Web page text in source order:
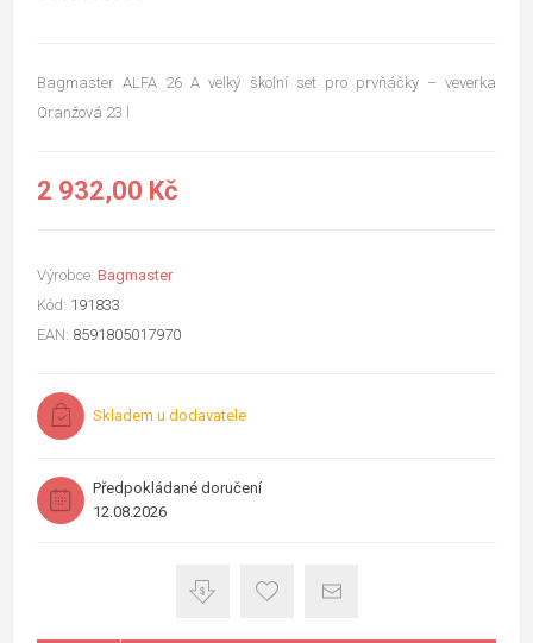
Bagmaster ALFA 26 A velký školní set pro prvňáčky – veverka
Oranžová 23 l
2 932,00 Kč
Výrobce: Bagmaster
Kód: 191833
EAN: 8591805017970
Skladem u dodavatele
Předpokládané doručení
12.08.2026